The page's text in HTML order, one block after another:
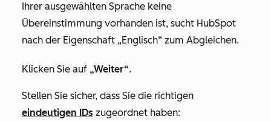
Ihrer ausgewählten Sprache keine
Übereinstimmung vorhanden ist, sucht HubSpot
nach der Eigenschaft „Englisch“ zum Abgleichen.
Klicken Sie auf „Weiter“.
Stellen Sie sicher, dass Sie die richtigen
eindeutigen IDs zugeordnet haben: